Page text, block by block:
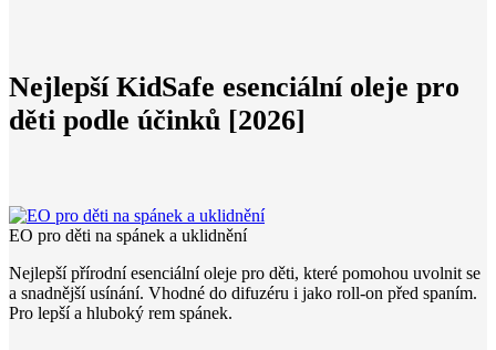
Nejlepší KidSafe esenciální oleje pro
děti podle účinků [2026]
EO pro děti na spánek a uklidnění
Nejlepší přírodní esenciální oleje pro děti, které pomohou uvolnit se
a snadnější usínání. Vhodné do difuzéru i jako roll-on před spaním.
Pro lepší a hluboký rem spánek.